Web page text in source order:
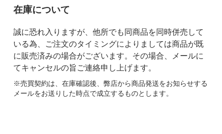
在庫について
誠に恐れ入りますが、他所でも同商品を同時併売して
いる為、ご注文のタイミングによりましては商品が既
に販売済みの場合がございます。その場合、メールに
てキャンセルの旨ご連絡申し上げます。
※売買契約は、在庫確認後、弊店から商品発送をお知らせする
メールをお送りした時点で成立するものとします。